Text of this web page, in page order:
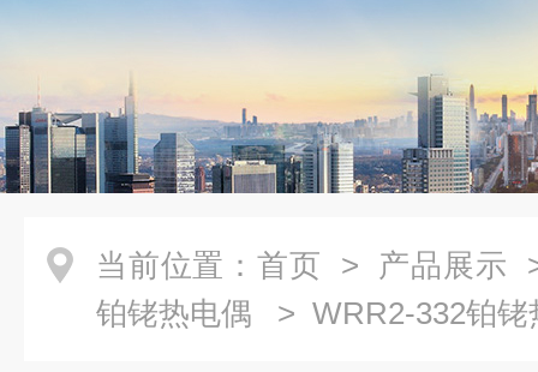
当前位置： 首页 > 产品展示
铂铑热电偶
> WRR2-332铂铑